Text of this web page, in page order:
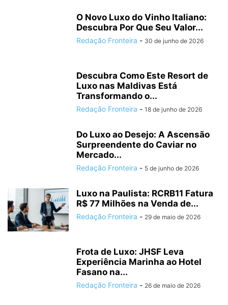
O Novo Luxo do Vinho Italiano:
Descubra Por Que Seu Valor...
Redação Fronteira - 30 de junho de 2026
Descubra Como Este Resort de
Luxo nas Maldivas Está
Transformando o...
Redação Fronteira - 18 de junho de 2026
Do Luxo ao Desejo: A Ascensão
Surpreendente do Caviar no
Mercado...
Redação Fronteira - 5 de junho de 2026
Luxo na Paulista: RCRB11 Fatura
R$ 77 Milhões na Venda de...
Redação Fronteira - 29 de maio de 2026
Frota de Luxo: JHSF Leva
Experiência Marinha ao Hotel
Fasano na...
Redação Fronteira - 26 de maio de 2026